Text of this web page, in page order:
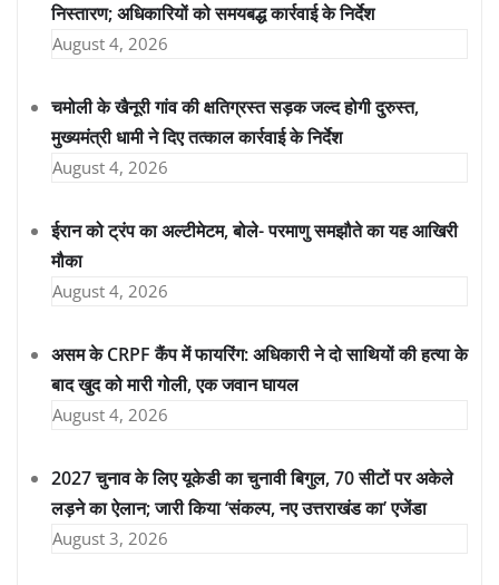
निस्तारण; अधिकारियों को समयबद्ध कार्रवाई के निर्देश
August 4, 2026
चमोली के खैनूरी गांव की क्षतिग्रस्त सड़क जल्द होगी दुरुस्त,
मुख्यमंत्री धामी ने दिए तत्काल कार्रवाई के निर्देश
August 4, 2026
ईरान को ट्रंप का अल्टीमेटम, बोले- परमाणु समझौते का यह आखिरी
मौका
August 4, 2026
असम के CRPF कैंप में फायरिंग: अधिकारी ने दो साथियों की हत्या के
बाद खुद को मारी गोली, एक जवान घायल
August 4, 2026
2027 चुनाव के लिए यूकेडी का चुनावी बिगुल, 70 सीटों पर अकेले
लड़ने का ऐलान; जारी किया ‘संकल्प, नए उत्तराखंड का’ एजेंडा
August 3, 2026